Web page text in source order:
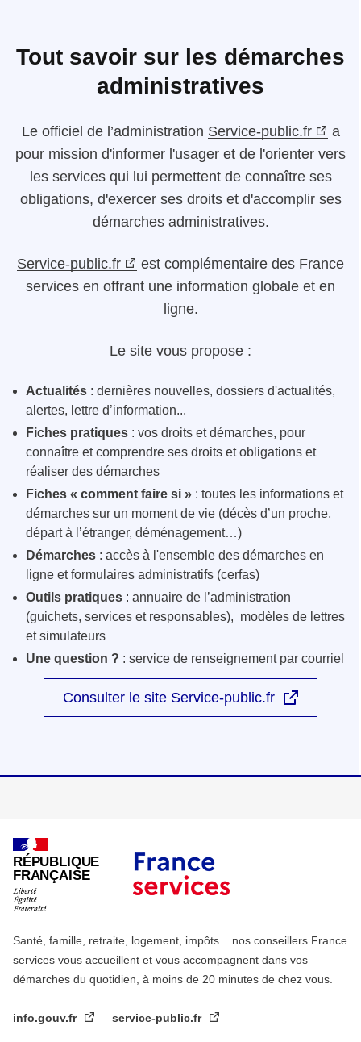
Tout savoir sur les démarches
administratives
Le officiel de l’administration Service-public.fr
a
pour mission d'informer l'usager et de l'orienter vers
les services qui lui permettent de connaître ses
obligations, d'exercer ses droits et d'accomplir ses
démarches administratives.
Service-public.fr
est complémentaire des France
services en offrant une information globale et en
ligne.
Le site vous propose :
Actualités : dernières nouvelles, dossiers d'actualités,
alertes, lettre d’information...
Fiches pratiques : vos droits et démarches, pour
connaître et comprendre ses droits et obligations et
réaliser des démarches
Fiches « comment faire si » : toutes les informations et
démarches sur un moment de vie (décès d’un proche,
départ à l’étranger, déménagement…)
Démarches : accès à l'ensemble des démarches en
ligne et formulaires administratifs (cerfas)
Outils pratiques : annuaire de l’administration
(guichets, services et responsables), modèles de lettres
et simulateurs
Une question ? : service de renseignement par courriel
Consulter le site Service-public.fr
RÉPUBLIQUE
FRANÇAISE
Santé, famille, retraite, logement, impôts... nos conseillers France
services vous accueillent et vous accompagnent dans vos
démarches du quotidien, à moins de 20 minutes de chez vous.
info.gouv.fr service-public.fr